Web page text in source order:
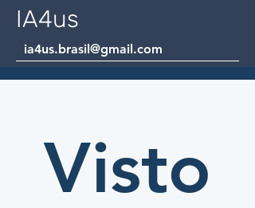
IA4us
ia4us.brasil@gmail.com
Visto